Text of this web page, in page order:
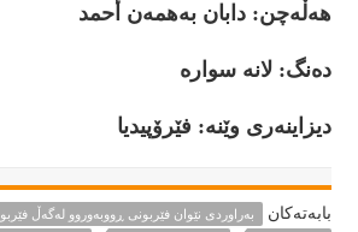
هەڵەچن: دابان بەهمەن أحمد
ده‌نگ: لانه‌ سواره
دیزاینەری وێنە: فێرۆپيديا
بابەتەكان
بەراوردی نێوان فێربونی ڕووبەوروو لەگەڵ